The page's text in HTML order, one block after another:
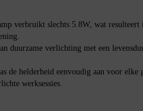
verbruikt slechts 5.8W, wat resulteert
duurzame verlichting met een
de helderheid eenvoudig aan voor elke
werksessies.